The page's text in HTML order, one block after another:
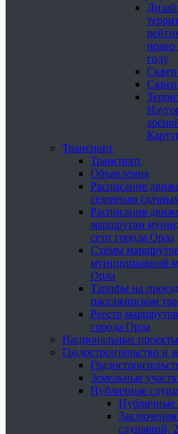
право
году
Транспорт
Транспорт
Объявления
Расписание
сезонным
Расписания
маршрутам
сети города Орла
Схемы
муниципальной
Орла
Тарифы на
пассажирском
Реестр
города Орла
Национальные
Градостроительство и
Земельные
Публичные
Публичные
Заключения
слушаний,